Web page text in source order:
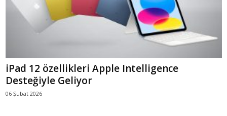
iPad 12 özellikleri Apple Intelligence
Desteğiyle Geliyor
06 Şubat 2026